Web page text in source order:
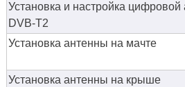
Установка и настройка цифровой
DVB-T2
Установка антенны на мачте
Установка антенны на крыше